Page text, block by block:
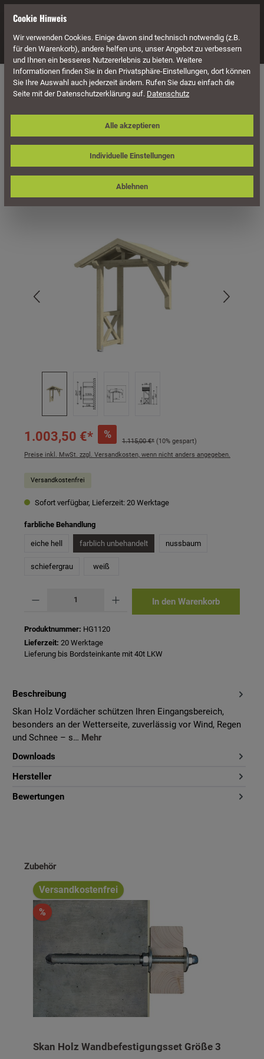
Navigation
Überdachung Vordächer Für Einzeltüren Satteldach
Skan Holz Vordach Siegen, Typ 3,
Einzeltür
1.003,50 €* %
1.115,00 €* (10% gespart)
Preise inkl. MwSt. zzgl. Versandkosten, wenn nicht anders angegeben.
Versandkostenfrei
Sofort verfügbar, Lieferzeit: 20 Werktage
farbliche Behandlungauswählen
eiche hell farblich unbehandelt nussbaum
schiefergrau weiß
In den Warenkorb
Produktnummer: HG1120
Lieferzeit: 20 Werktage
Lieferung bis Bordsteinkante mit 40t LKW
Beschreibung
Skan Holz Vordächer schützen Ihren Eingangsbereich,
besonders an der Wetterseite, zuverlässig vor Wind, Regen
und Schnee – s… Mehr
Downloads
Hersteller
Bewertungen
Produktgalerie überspringen
Zubehör
Versandkostenfrei
%
Skan Holz Wandbefestigungsset Größe 3
Cookie Hinweis
Wir verwenden Cookies. Einige davon sind technisch notwendig (z.B.
für den Warenkorb), andere helfen uns, unser Angebot zu verbessern
und Ihnen ein besseres Nutzererlebnis zu bieten. Weitere
Informationen finden Sie in den Privatsphäre-Einstellungen, dort können
Sie Ihre Auswahl auch jederzeit ändern. Rufen Sie dazu einfach die
Seite mit der Datenschutzerklärung auf. Datenschutz
Individuelle Einstellungen
Ablehnen
Alle akzeptieren